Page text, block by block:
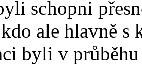
schopni
ale hlavně
byli v průběhu